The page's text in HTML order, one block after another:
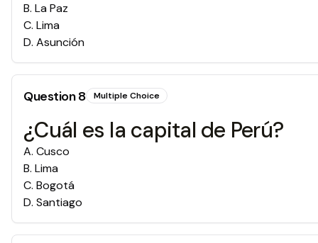
B. La Paz
C. Lima
D. Asunción
Question8 Multiple Choice
¿Cuál es la capital de Perú?
A. Cusco
B. Lima
C. Bogotá
D. Santiago